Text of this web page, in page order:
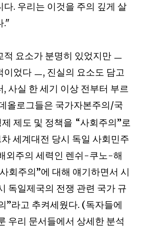
다. 우리는 이것을 주의 깊게 살
."
적 요소가 분명히 있었지만 ㅡ
이었다 ㅡ, 진실의 요소도 담고
, 사실 한 세기 이상 전부터 부르
올로그들은 국가자본주의/국
제도 및 정책을 “사회주의”로
차 세계대전 당시 독일 사회민주
외주의 세력인 렌쉬-쿠노-해
회주의”에 대해 얘기하면서 시
독일제국의 전쟁 관련 국가 규
”라고 추켜세웠다. (독자들에
우리 문서들에서 상세한 분석